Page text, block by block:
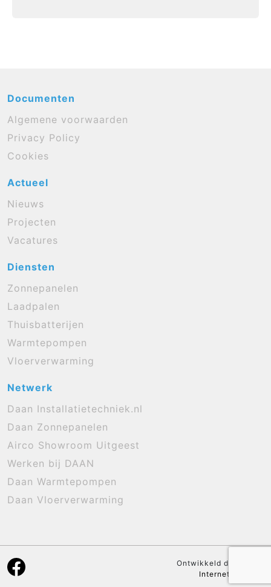
Documenten
Algemene voorwaarden
Privacy Policy
Cookies
Actueel
Nieuws
Projecten
Vacatures
Diensten
Zonnepanelen
Laadpalen
Thuisbatterijen
Warmtepompen
Vloerverwarming
Netwerk
Daan Installatietechniek.nl
Daan Zonnepanelen
Airco Showroom Uitgeest
Werken bij DAAN
Daan Warmtepompen
Daan Vloerverwarming
Ontwikkeld door:
Internetdiensten